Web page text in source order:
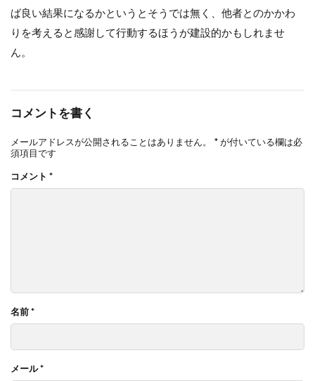
ば良い結果になるかというとそうでは無く、他者とのかかわ
りを考えると感謝して行動するほうが建設的かもしれませ
ん。
コメントを書く
メールアドレスが公開されることはありません。 *が付いている欄は必
須項目です
コメント *
名前*
メール*